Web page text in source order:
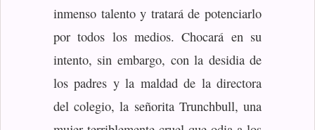
inmenso talento y tratará de potenciarlo
por todos los medios. Chocará en su
intento, sin embargo, con la desidia de
los padres y la maldad de la directora
del colegio, la señorita Trunchbull, una